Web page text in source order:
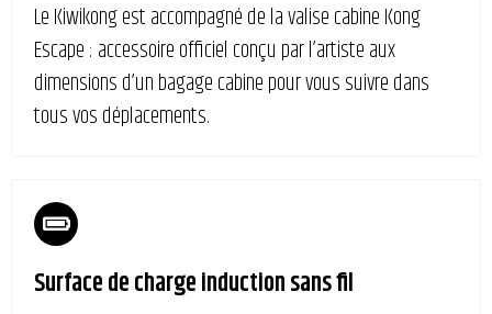
Le Kiwikong est accompagné de la valise cabine Kong
Escape : accessoire officiel conçu par l’artiste aux
dimensions d’un bagage cabine pour vous suivre dans
tous vos déplacements.
Surface de charge induction sans fil